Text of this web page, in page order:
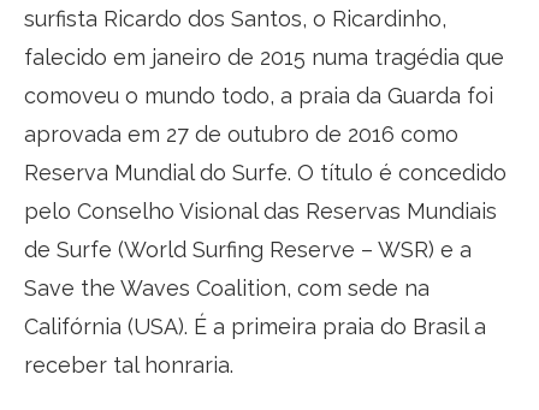
surfista Ricardo dos Santos, o Ricardinho,
falecido em janeiro de 2015 numa tragédia que
comoveu o mundo todo, a praia da Guarda foi
aprovada em 27 de outubro de 2016 como
Reserva Mundial do Surfe. O título é concedido
pelo Conselho Visional das Reservas Mundiais
de Surfe (World Surfing Reserve – WSR) e a
Save the Waves Coalition, com sede na
Califórnia (USA). É a primeira praia do Brasil a
receber tal honraria.